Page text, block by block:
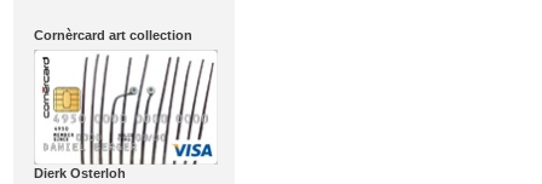
Cornèrcard art collection
Dierk Osterloh